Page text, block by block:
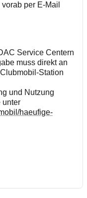
per E-Mail
Service Centern
muss direkt an
Station
und Nutzung
unter
haeufige-